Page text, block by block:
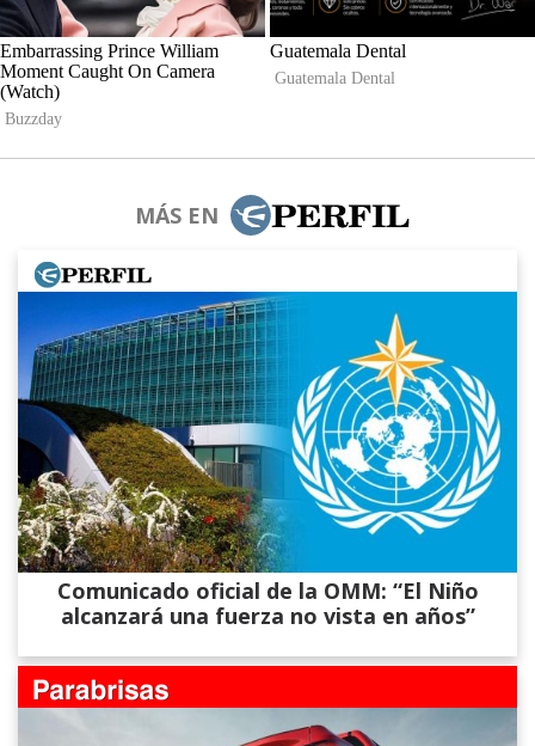
MÁS EN
Comunicado oficial de la OMM: “El Niño
alcanzará una fuerza no vista en años”